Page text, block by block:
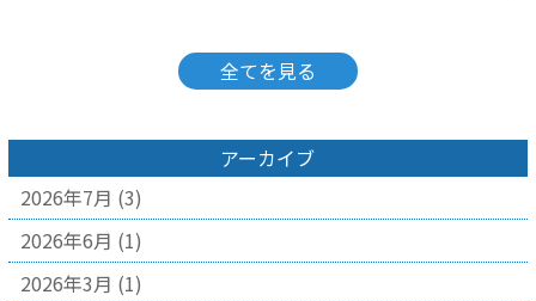
全てを見る
アーカイブ
2026年7月 (3)
2026年6月 (1)
2026年3月 (1)